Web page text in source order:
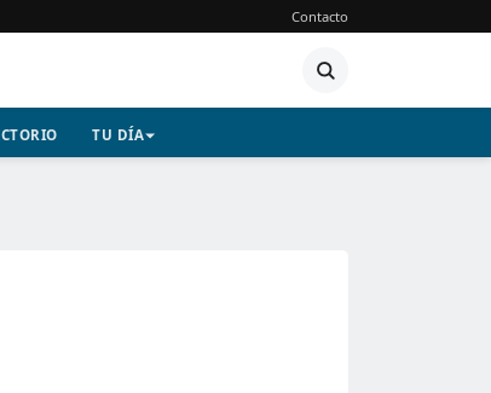
Contacto
TU DÍA